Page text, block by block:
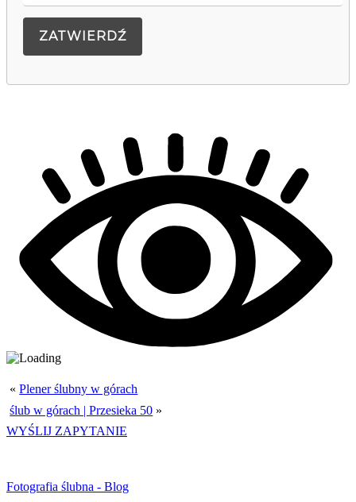
« Plener ślubny w górach
ślub w górach | Przesieka 50 »
WYŚLIJ ZAPYTANIE
Fotografia ślubna - Blog